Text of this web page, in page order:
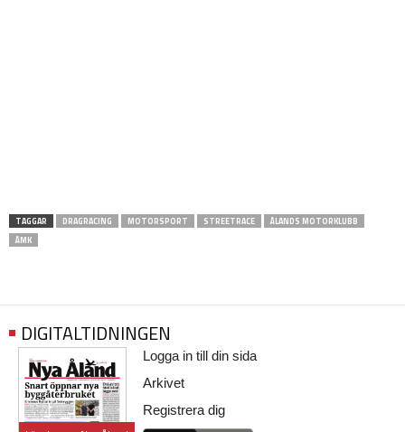
TAGGAR DRAGRACING MOTORSPORT STREETRACE
ÅLANDS MOTORKLUBB
ÅMK
DIGITALTIDNINGEN
Logga in till din sida
Arkivet
Registrera dig